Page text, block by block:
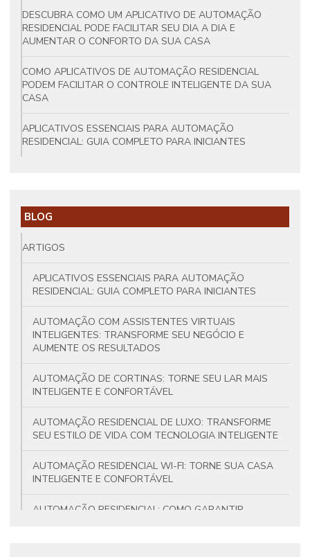
DESCUBRA COMO UM APLICATIVO DE AUTOMAÇÃO
RESIDENCIAL PODE FACILITAR SEU DIA A DIA E
AUMENTAR O CONFORTO DA SUA CASA
COMO APLICATIVOS DE AUTOMAÇÃO RESIDENCIAL
PODEM FACILITAR O CONTROLE INTELIGENTE DA SUA
CASA
APLICATIVOS ESSENCIAIS PARA AUTOMAÇÃO
RESIDENCIAL: GUIA COMPLETO PARA INICIANTES
BLOG
ARTIGOS
APLICATIVOS ESSENCIAIS PARA AUTOMAÇÃO
RESIDENCIAL: GUIA COMPLETO PARA INICIANTES
AUTOMAÇÃO COM ASSISTENTES VIRTUAIS
INTELIGENTES: TRANSFORME SEU NEGÓCIO E
AUMENTE OS RESULTADOS
AUTOMAÇÃO DE CORTINAS: TORNE SEU LAR MAIS
INTELIGENTE E CONFORTÁVEL
AUTOMAÇÃO RESIDENCIAL DE LUXO: TRANSFORME
SEU ESTILO DE VIDA COM TECNOLOGIA INTELIGENTE
AUTOMAÇÃO RESIDENCIAL WI-FI: TORNE SUA CASA
INTELIGENTE E CONFORTÁVEL
AUTOMAÇÃO RESIDENCIAL: COMO GARANTIR